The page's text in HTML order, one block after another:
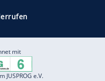
mit
e.V.